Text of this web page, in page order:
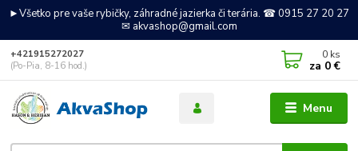
►Všetko pre vaše rybičky, záhradné jazierka či terária. ☎ 0915 27 20 27
✉ akvashop@gmail.com
Menu
+421915272027
(Po-Pia, 8-16 hod.)
0 ks
za 0 €